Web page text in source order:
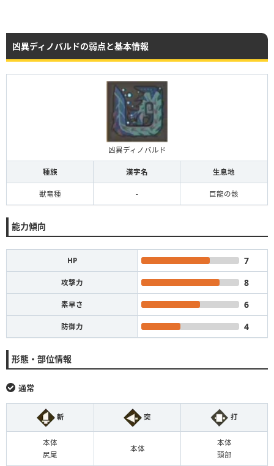
凶異ディノバルドの弱点と基本情報
凶異ディノバルド
種族 漢字名 生息地
獣竜種 - 巨龍の骸
能力傾向
HP 7
攻撃力 8
素早さ 6
防御力 4
形態・部位情報
通常
斬 突 打
本体
尻尾
本体
本体
頭部